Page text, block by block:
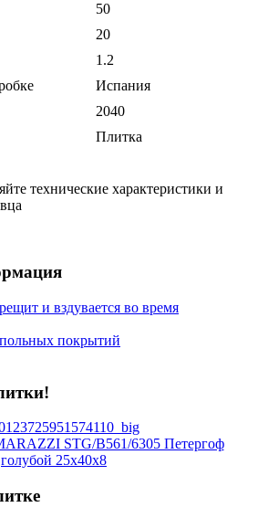
50
20
1.2
Испания
2040
Плитка
технические характеристики и
и вздувается во время
покрытий
STG/B561/6305 Петергоф
голубой 25х40х8